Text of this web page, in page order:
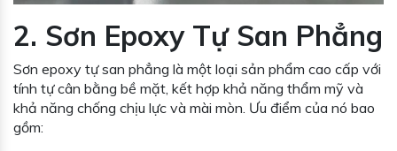
2. Sơn Epoxy Tự San Phẳng
Sơn epoxy tự san phẳng là một loại sản phẩm cao cấp với
tính tự cân bằng bề mặt, kết hợp khả năng thẩm mỹ và
khả năng chống chịu lực và mài mòn. Ưu điểm của nó bao
gồm: